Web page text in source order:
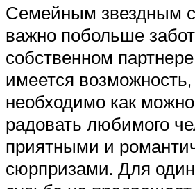
Семейным звездным
важно побольше
собственном
имеется возможность,
необходимо как
радовать любимого
приятными и
сюрпризами. Для